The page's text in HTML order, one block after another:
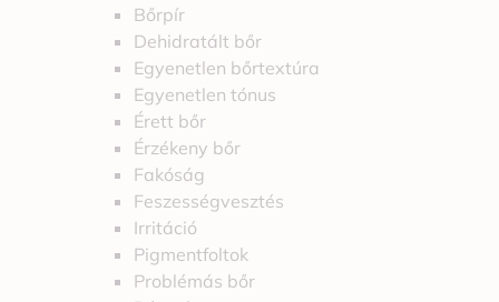
Bőrpír
Dehidratált bőr
Egyenetlen bőrtextúra
Egyenetlen tónus
Érett bőr
Érzékeny bőr
Fakóság
Feszességvesztés
Irritáció
Pigmentfoltok
Problémás bőr